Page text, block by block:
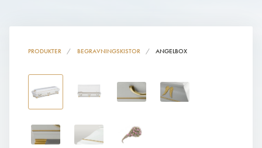
PRODUKTER BEGRAVNINGSKISTOR ANGELBOX